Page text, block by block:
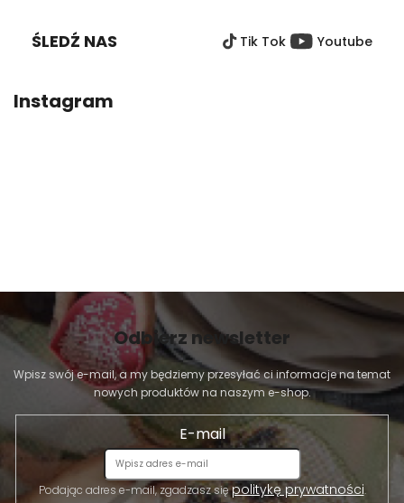
ŚLEDŹ NAS Tik Tok Youtube
Instagram
Odbierz newsletter
Wpisz swój e-mail, a my będziemy przesyłać ci informacje na temat
nowych produktów na naszym e-shop.
E-mail
Podając adres e-mail, zgadzasz siępolitykę prywatności.